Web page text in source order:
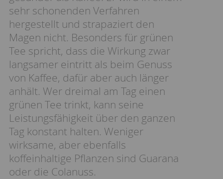
sehr schonenden Verfahren
hergestellt und strapaziert den
Magen nicht. Besonders für grünen
Tee spricht, dass die Wirkung zwar
langsamer eintritt als beim Genuss
von Kaffee, dafür aber auch länger
anhält. Wer dreimal am Tag einen
grünen Tee trinkt, kann seine
Leistungsfähigkeit über den ganzen
Tag konstant halten. Weniger
wirksame, aber ebenfalls
koffeinhaltige Pflanzen sind Guarana
oder die Colanuss.